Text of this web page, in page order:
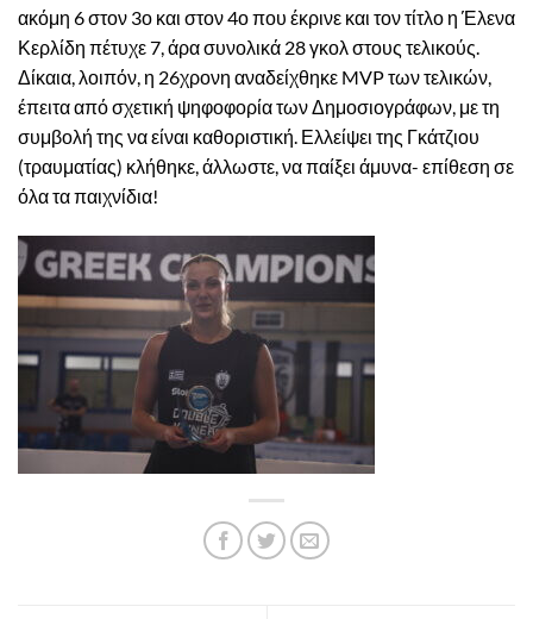
ακόμη 6 στον 3ο και στον 4ο που έκρινε και τον τίτλο η Έλενα
Κερλίδη πέτυχε 7, άρα συνολικά 28 γκολ στους τελικούς.
Δίκαια, λοιπόν, η 26χρονη αναδείχθηκε MVP των τελικών,
έπειτα από σχετική ψηφοφορία των Δημοσιογράφων, με τη
συμβολή της να είναι καθοριστική. Ελλείψει της Γκάτζιου
(τραυματίας) κλήθηκε, άλλωστε, να παίξει άμυνα- επίθεση σε
όλα τα παιχνίδια!